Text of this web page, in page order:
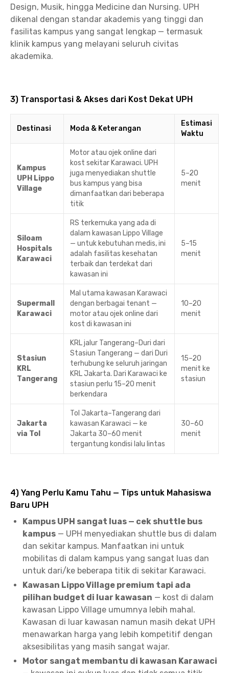
Design, Musik, hingga Medicine dan Nursing. UPH
dikenal dengan standar akademis yang tinggi dan
fasilitas kampus yang sangat lengkap — termasuk
klinik kampus yang melayani seluruh civitas
akademika.
3) Transportasi & Akses dari Kost Dekat UPH
Destinasi Moda & Keterangan
Estimasi
Waktu
Kampus
UPH Lippo
Village
Motor atau ojek online dari
kost sekitar Karawaci. UPH
juga menyediakan shuttle
bus kampus yang bisa
dimanfaatkan dari beberapa
titik
5–20
menit
Siloam
Hospitals
Karawaci
RS terkemuka yang ada di
dalam kawasan Lippo Village
— untuk kebutuhan medis, ini
adalah fasilitas kesehatan
terbaik dan terdekat dari
kawasan ini
5–15
menit
Supermall
Karawaci
Mal utama kawasan Karawaci
dengan berbagai tenant —
motor atau ojek online dari
kost di kawasan ini
10–20
menit
Stasiun
KRL
Tangerang
KRL jalur Tangerang–Duri dari
Stasiun Tangerang — dari Duri
terhubung ke seluruh jaringan
KRL Jakarta. Dari Karawaci ke
stasiun perlu 15–20 menit
berkendara
15–20
menit ke
stasiun
Jakarta
via Tol
Tol Jakarta–Tangerang dari
kawasan Karawaci — ke
Jakarta 30–60 menit
tergantung kondisi lalu lintas
30–60
menit
4) Yang Perlu Kamu Tahu — Tips untuk Mahasiswa
Baru UPH
Kampus UPH sangat luas — cek shuttle bus
kampus — UPH menyediakan shuttle bus di dalam
dan sekitar kampus. Manfaatkan ini untuk
mobilitas di dalam kampus yang sangat luas dan
untuk dari/ke beberapa titik di sekitar Karawaci.
Kawasan Lippo Village premium tapi ada
pilihan budget di luar kawasan — kost di dalam
kawasan Lippo Village umumnya lebih mahal.
Kawasan di luar kawasan namun masih dekat UPH
menawarkan harga yang lebih kompetitif dengan
aksesibilitas yang masih sangat wajar.
Motor sangat membantu di kawasan Karawaci